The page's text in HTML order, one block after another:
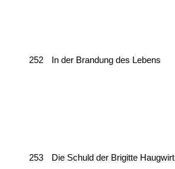
252 In der Brandung des Lebens
253 Die Schuld der Brigitte Haugwirt